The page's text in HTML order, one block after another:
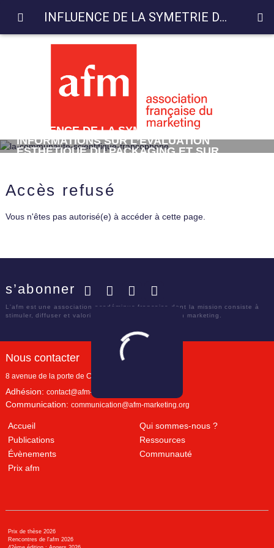
INFLUENCE DE LA SYMETRIE DES
INFORMATIONS SUR L’EVALUATION
ESTHETIQUE DU PACKAGING ET SUR
Accès refusé
Vous n'êtes pas autorisé(e) à accéder à cette page.
s’abonner
L'afm est une association académique française dont la mission consiste à
stimuler, diffuser et valoriser le savoir scientifique en marketing.
Nous contacter
8 avenue de la porte de Champerret
Adhésion: contact@afm-marketing.org
Communication: communication@afm-marketing.org
Accueil
Qui sommes-nous ?
Publications
Ressources
Évènements
Communauté
Prix afm
Prix de thèse 2026
Rencontres de l'afm 2026
INFLUENCE DE LA SYMETRIE DES INFORMATIONS SUR L’EVALUATION ESTHETIQUE DU PACKAGING ET SUR L’INTENTION D’ACHAT DU PRODUIT